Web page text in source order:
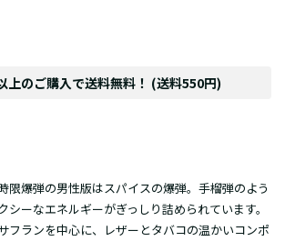
上のご購入で送料無料！ (送料550円)
限爆弾の男性版はスパイスの爆弾。手榴弾のよう
シーなエネルギーがぎっしり詰められています。
フランを中心に、レザーとタバコの温かいコンポ